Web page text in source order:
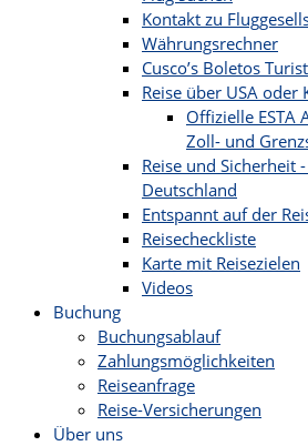
Kontakt zu
Währungsrechner
Cusco’s Boletos
Reise über USA oder
Offizielle ESTA
Zoll- und
Reise und Sicherheit
Deutschland
Entspannt auf der
Reisecheckliste
Karte mit Reisezielen
Videos
Buchung
Buchungsablauf
Zahlungsmöglichkeiten
Reiseanfrage
Reise-Versicherungen
Über uns